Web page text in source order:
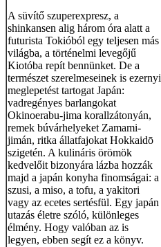
A süvítő szuperexpresz, a
shinkansen alig három óra alatt a
futurista Tokióból egy teljesen más
világba, a történelmi levegőjű
Kiotóba repít bennünket. De a
természet szerelmeseinek is ezernyi
meglepetést tartogat Japán:
vadregényes barlangokat
Okinoerabu-jima korallzátonyán,
remek búvárhelyeket Zamami-
jimán, ritka állatfajokat Hokkaidō
szigetén. A kulináris örömök
kedvelőit bizonyára lázba hozzák
majd a japán konyha finomságai: a
szusi, a miso, a tofu, a yakitori
vagy az ecetes sertésfül. Egy japán
utazás életre szóló, különleges
élmény. Hogy valóban az is
legyen, ebben segít ez a könyv.